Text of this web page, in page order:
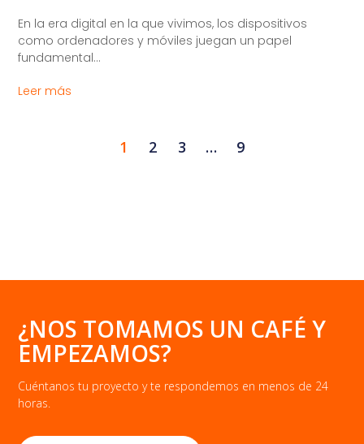
​En la era digital en la que vivimos, los dispositivos
como ordenadores y móviles juegan un papel
fundamental...
Leer más
1 2 3 … 9
¿NOS TOMAMOS UN CAFÉ Y
EMPEZAMOS?
Cuéntanos tu proyecto y te respondemos en menos de 24
horas.